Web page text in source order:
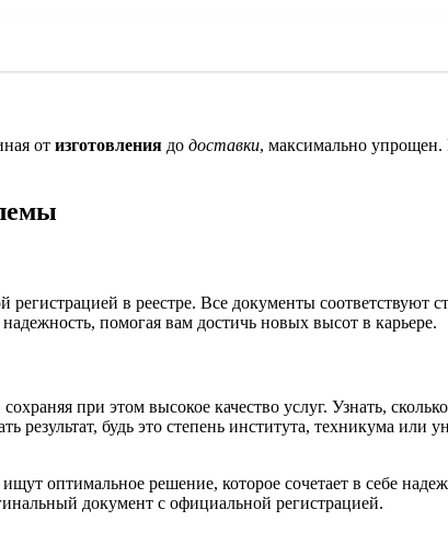
от изготовления до доставки, максимально упрощен.
в реестре. Все документы соответствуют
помогая вам достичь новых высот в карьере.
при этом высокое качество услуг. Узнать,
результат, будь это степень института, техникума
оптимальное решение, которое сочетает в себе
документ с официальной регистрацией.